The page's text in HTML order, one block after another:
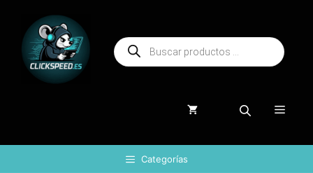
contenido
Búsqueda
de
productos
Menú
Categorías